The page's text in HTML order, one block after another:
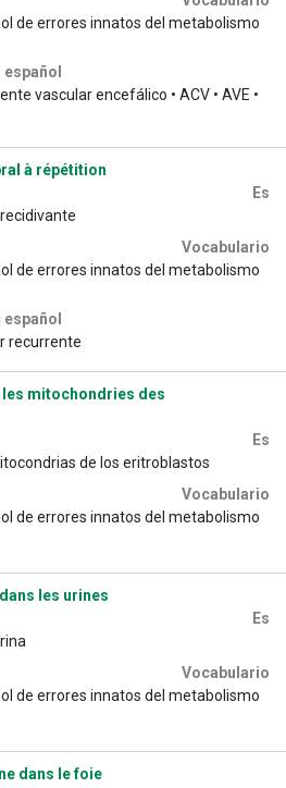
de errores innatos del metabolismo
vascular encefálico • ACV • AVE •
à répétition
Es
Vocabulario
de errores innatos del metabolismo
recurrente
mitochondries des
Es
de los eritroblastos
Vocabulario
de errores innatos del metabolismo
les urines
Es
Vocabulario
de errores innatos del metabolismo
dans le foie